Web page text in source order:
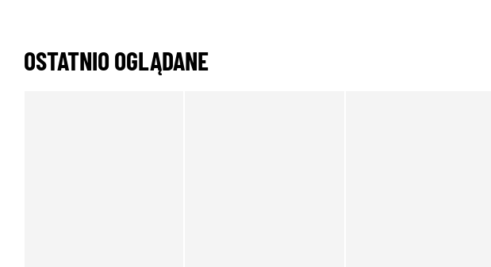
OSTATNIO OGLĄDANE